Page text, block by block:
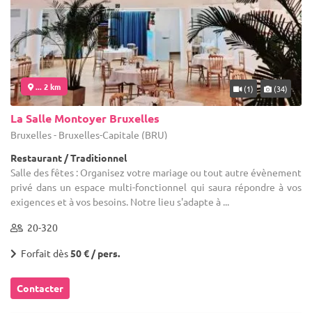
... 2 km (1) (34)
La Salle Montoyer Bruxelles
Bruxelles - Bruxelles-Capitale (BRU)
Restaurant / Traditionnel
Salle des fêtes : Organisez votre mariage ou tout autre évènement
privé dans un espace multi-fonctionnel qui saura répondre à vos
exigences et à vos besoins. Notre lieu s'adapte à ...
20-320
Forfait dès50 € / pers.
Contacter